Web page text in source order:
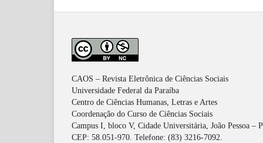
CAOS – Revista Eletrônica de Ciências Sociais
Universidade Federal da Paraíba
Centro de Ciências Humanas, Letras e Artes
Coordenação do Curso de Ciências Sociais
Campus I, bloco V, Cidade Universitária, João Pessoa –
CEP: 58.051-970. Telefone: (83) 3216-7092.